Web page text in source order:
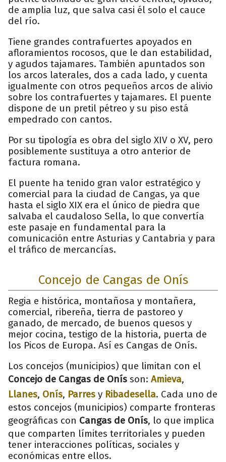
de amplia luz, que salva casi él solo el cauce
del río.
Tiene grandes contrafuertes apoyados en
afloramientos rocosos, que le dan estabilidad,
y agudos tajamares. También apuntados son
los arcos laterales, dos a cada lado, y cuenta
igualmente con otros pequeños arcos de alivio
sobre los contrafuertes y tajamares. El puente
dispone de un pretil pétreo y su piso está
empedrado con cantos.
Por su tipología es obra del siglo XIV o XV, pero
posiblemente sustituya a otro anterior de
factura romana.
El puente ha tenido gran valor estratégico y
comercial para la ciudad de Cangas, ya que
hasta el siglo XIX era el único de piedra que
salvaba el caudaloso Sella, lo que convertía
este pasaje en fundamental para la
comunicación entre Asturias y Cantabria y para
el tráfico de mercancías.
Concejo de Cangas de Onís
Regia e histórica, montañosa y montañera,
comercial, ribereña, tierra de pastoreo y
ganado, de mercado, de buenos quesos y
mejor cocina, testigo de la historia, puerta de
los Picos de Europa. Así es Cangas de Onís.
Los concejos (municipios) que limitan con el
Concejo de Cangas de Onís son: Amieva,
Llanes, Onís, Parres y Ribadesella. Cada uno de
estos concejos (municipios) comparte fronteras
geográficas con Cangas de Onís, lo que implica
que comparten límites territoriales y pueden
tener interacciones políticas, sociales y
económicas entre ellos.